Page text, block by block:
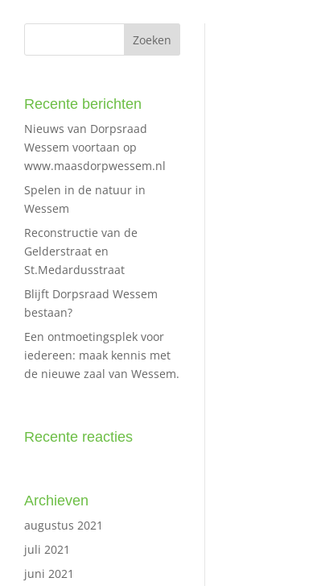
Recente berichten
Nieuws van Dorpsraad
Wessem voortaan op
www.maasdorpwessem.nl
Spelen in de natuur in
Wessem
Reconstructie van de
Gelderstraat en
St.Medardusstraat
Blijft Dorpsraad Wessem
bestaan?
Een ontmoetingsplek voor
iedereen: maak kennis met
de nieuwe zaal van Wessem.
Recente reacties
Archieven
augustus 2021
juli 2021
juni 2021